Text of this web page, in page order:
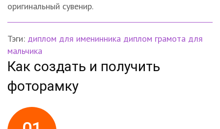
оригинальный сувенир.
Тэги: диплом для именинника диплом грамота для
мальчика
Как создать и получить
фоторамку